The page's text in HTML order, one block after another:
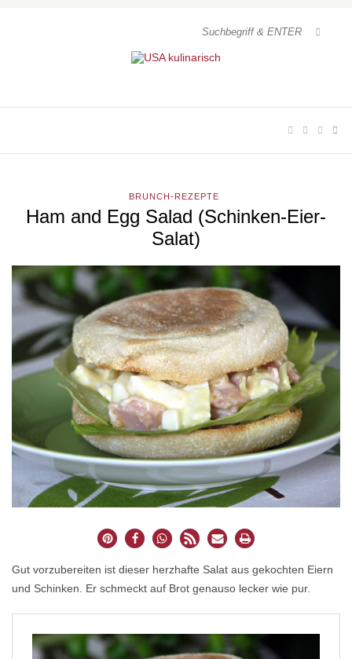
BRUNCH-REZEPTE
Ham and Egg Salad (Schinken-Eier-
Salat)
Gut vorzubereiten ist dieser herzhafte Salat aus gekochten Eiern
und Schinken. Er schmeckt auf Brot genauso lecker wie pur.